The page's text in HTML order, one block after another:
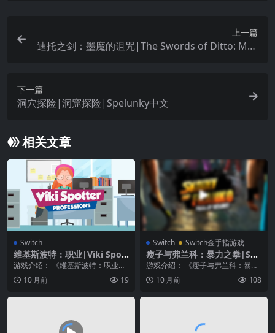
上一篇
迪托之剑：墨魔的诅咒|The Swords of Ditto: Mor
下一篇
洞穴探险|洞窟探险|Spelunky中文
相关文章
Switch
维基斯波特：职业|Viki Spott
er: Professions
游戏介绍： 《维基斯波特：职业》
在这个游戏中，您必须踏上进入成
人世界的旅程。与勇...
10 月前 19
Switch Switch金手指游戏
瘦子与弗兰科：暴力之拳|Ski
nny & Franko: Fists of Viol
ence
游戏介绍： 《瘦子与弗兰科：暴力
之拳》 Amiga 上的传奇格斗游戏 Fr
ank...10 月前 108